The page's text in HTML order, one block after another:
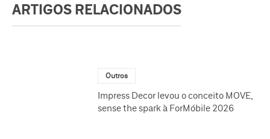
ARTIGOS RELACIONADOS
Outros
Impress Decor levou o conceito MOVE,
sense the spark à ForMóbile 2026